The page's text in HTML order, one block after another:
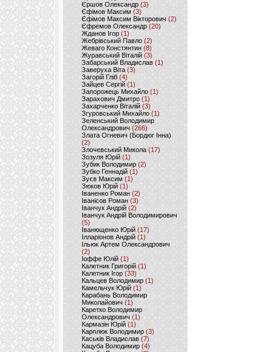
Єршов Олександр (3)
Єфімов Максим (3)
Єфімов Максим Вікторович (2)
Єфремов Олександр (20)
Жданов Ігор (1)
Жебрівський Павло (2)
Жеваго Констянтин (8)
Журавський Віталій (3)
Забарський Владислав (1)
Заверуха Віта (3)
Загорій Гліб (4)
Зайцев Сергій(1)
Запорожець Михайло (1)
Зарахович Дмитро (1)
Захарченко Віталій (3)
Згуровський Михайло (1)
Зеленський Володимир
Олександрович (266)
Злата Огневич (Бордюг Інна)
(2)
Злочевський Микола(17)
Зозуля Юрій (1)
Зубик Володимир (2)
Зубко Геннадій (1)
Зуєв Максим(1)
Зюков Юрій (1)
Іваненко Роман (2)
Іванісов Роман (3)
Іванчук Андрій(2)
Іванчук Андрій Володимирович
(5)
Іванющенко Юрій (17)
Ілларіонов Андрій (1)
Ільюк Артем Олександрович
(2)
Іоффе Юлій (1)
Калетник Григорій(1)
Калетник Ігор (33)
Кальцев Володимир(1)
Камельчук Юрій (1)
Карабань Володимир
Миколайович (1)
Каретко Володимир
Олександрович (1)
Кармазін Юрій(1)
Карплюк Володимир(3)
Каськів Владислав (7)
Кацуба Володимир (4)